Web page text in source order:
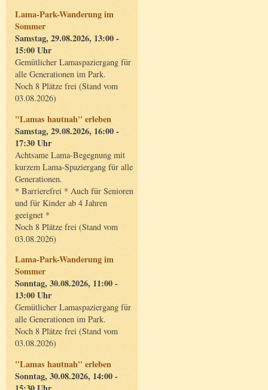
Lama-Park-Wanderung im
Sommer
Samstag, 29.08.2026, 13:00 -
15:00 Uhr
Gemütlicher Lamaspaziergang für
alle Generationen im Park.
Noch 8 Plätze frei (Stand vom
03.08.2026)
"Lamas hautnah" erleben
Samstag, 29.08.2026, 16:00 -
17:30 Uhr
Achtsame Lama-Begegnung mit
kurzem Lama-Spaziergang für alle
Generationen.
* Barrierefrei * Auch für Senioren
und für Kinder ab 4 Jahren
geeignet *
Noch 8 Plätze frei (Stand vom
03.08.2026)
Lama-Park-Wanderung im
Sommer
Sonntag, 30.08.2026, 11:00 -
13:00 Uhr
Gemütlicher Lamaspaziergang für
alle Generationen im Park.
Noch 8 Plätze frei (Stand vom
03.08.2026)
"Lamas hautnah" erleben
Sonntag, 30.08.2026, 14:00 -